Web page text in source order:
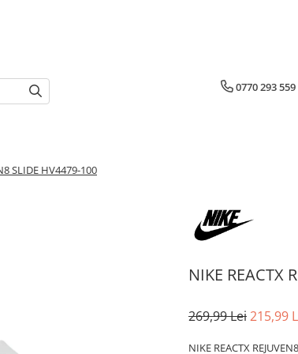
0770 293 559
SLIDE HV4479-100
NIKE REACTX
269,99 Lei215,99
NIKE REACTX